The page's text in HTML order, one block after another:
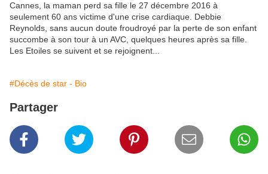
Cannes, la maman perd sa fille le 27 décembre 2016 à
seulement 60 ans victime d'une crise cardiaque. Debbie
Reynolds, sans aucun doute froudroyé par la perte de son enfant
succombe à son tour à un AVC, quelques heures après sa fille.
Les Etoiles se suivent et se rejoignent...
#Décès de star - Bio
Partager